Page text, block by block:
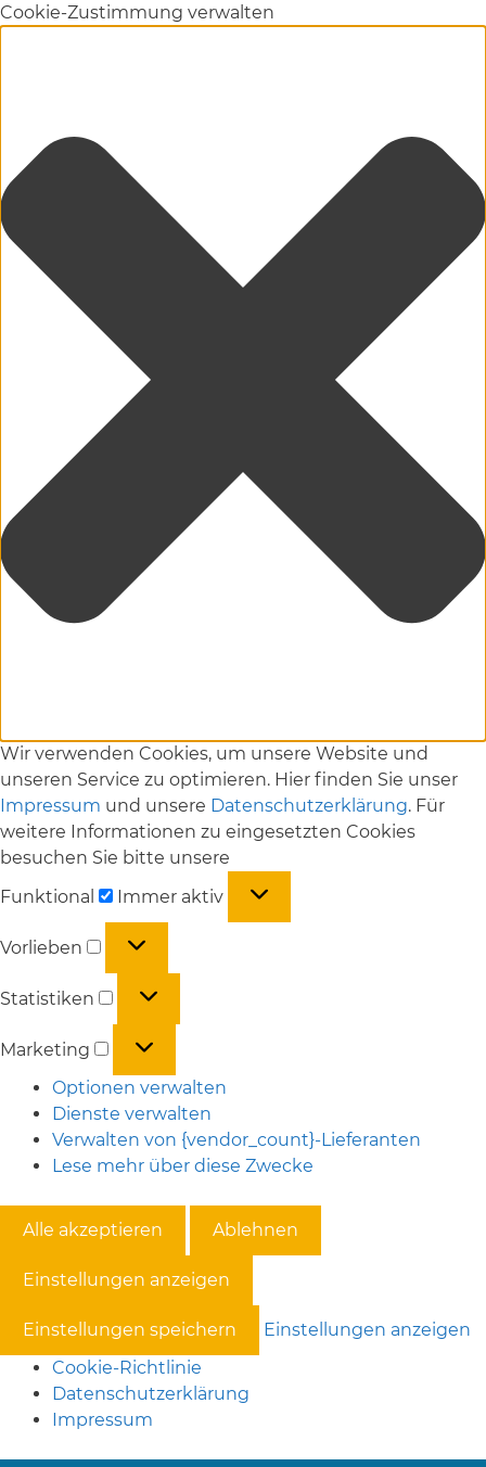
Cookie-Zustimmung verwalten
Wir verwenden Cookies, um unsere Website und
unseren Service zu optimieren. Hier finden Sie unser
Impressum und unsere Datenschutzerklärung. Für
weitere Informationen zu eingesetzten Cookies
besuchen Sie bitte unsere
Funktional
Immer aktiv
Vorlieben
Statistiken
Marketing
Optionen verwalten
Dienste verwalten
Verwalten von {vendor_count}-Lieferanten
Lese mehr über diese Zwecke
Alle akzeptieren Ablehnen
Einstellungen anzeigen
Einstellungen speichern
Einstellungen anzeigen
Cookie-Richtlinie
Datenschutzerklärung
Impressum